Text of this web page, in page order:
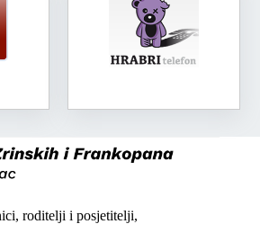
roditelji i posjetitelji,